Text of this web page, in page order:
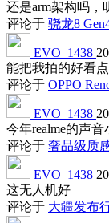
还是arm架构吗，
评论于 骁龙8
EVO_1438
能把我拍的好看
评论于 OPPO
EVO_1438
今年realme的声
评论于 奢品级质
EVO_1438
这无人机好
评论于 大疆发布